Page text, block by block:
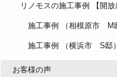
リノモスの施工事例 【開
施工事例 （相模原市 M
施工事例 （横浜市 S邸）
お客様の声